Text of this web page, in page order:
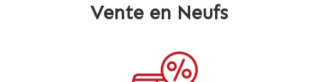
Vente en Neufs